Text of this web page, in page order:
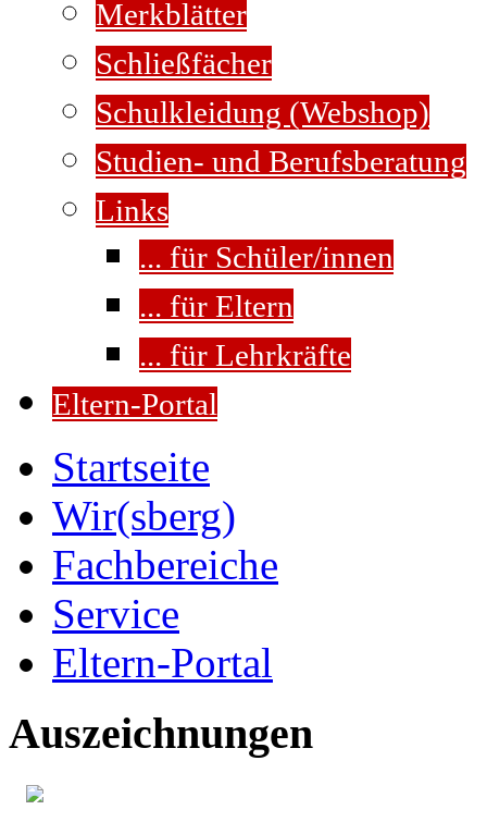
Merkblätter
Schließfächer
Schulkleidung (Webshop)
Studien- und Berufsberatung
Links
... für Schüler/innen
... für Eltern
... für Lehrkräfte
Eltern-Portal
Startseite
Wir(sberg)
Fachbereiche
Service
Eltern-Portal
Auszeichnungen